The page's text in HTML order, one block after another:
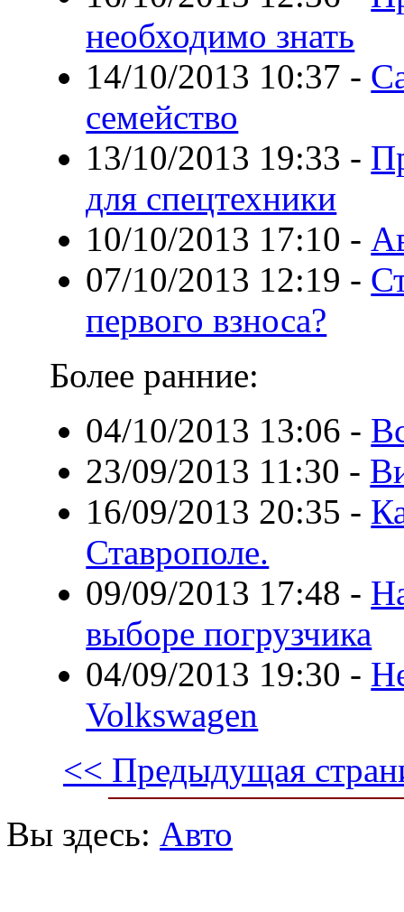
необходимо знать
14/10/2013 10:37 -
семейство
13/10/2013 19:33 -
для спецтехники
10/10/2013 17:10 -
07/10/2013 12:19 -
первого взноса?
Более ранние:
04/10/2013 13:06 -
23/09/2013 11:30 -
16/09/2013 20:35 -
Ставрополе.
09/09/2013 17:48 -
выборе погрузчика
04/09/2013 19:30 -
Volkswagen
<< Предыдущая
Вы здесь: Авто